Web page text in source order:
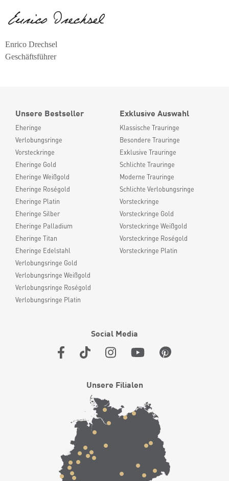
Enrico Drechsel
Geschäftsführer
Unsere Bestseller
Eheringe
Verlobungsringe
Vorsteckringe
Eheringe Gold
Eheringe Weißgold
Eheringe Roségold
Eheringe Platin
Eheringe Silber
Eheringe Palladium
Eheringe Titan
Eheringe Edelstahl
Verlobungsringe Gold
Verlobungsringe Weißgold
Verlobungsringe Roségold
Verlobungsringe Platin
Exklusive Auswahl
Klassische Trauringe
Besondere Trauringe
Exklusive Trauringe
Schlichte Trauringe
Moderne Trauringe
Schlichte Verlobungsringe
Vorsteckringe
Vorsteckringe Gold
Vorsteckringe Weißgold
Vorsteckringe Roségold
Vorsteckringe Platin
Social Media
Unsere Filialen